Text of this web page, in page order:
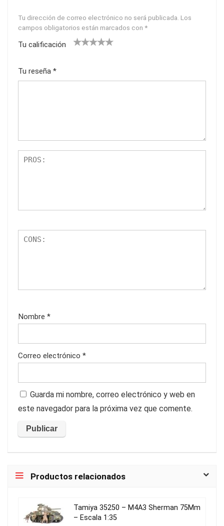
Tu dirección de correo electrónico no será publicada. Los
campos obligatorios están marcados con *
Tu calificación
Tu reseña *
Nombre *
Correo electrónico *
Guarda mi nombre, correo electrónico y web en
este navegador para la próxima vez que comente.
Productos relacionados
Tamiya 35250 – M4A3 Sherman 75Mm
– Escala 1:35